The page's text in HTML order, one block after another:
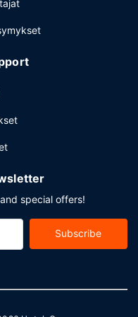
special offers!
Subscribe